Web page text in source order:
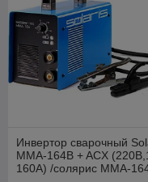
Инвертор сварочный
MMA-164B + ACX
160А) /солярис MMA-